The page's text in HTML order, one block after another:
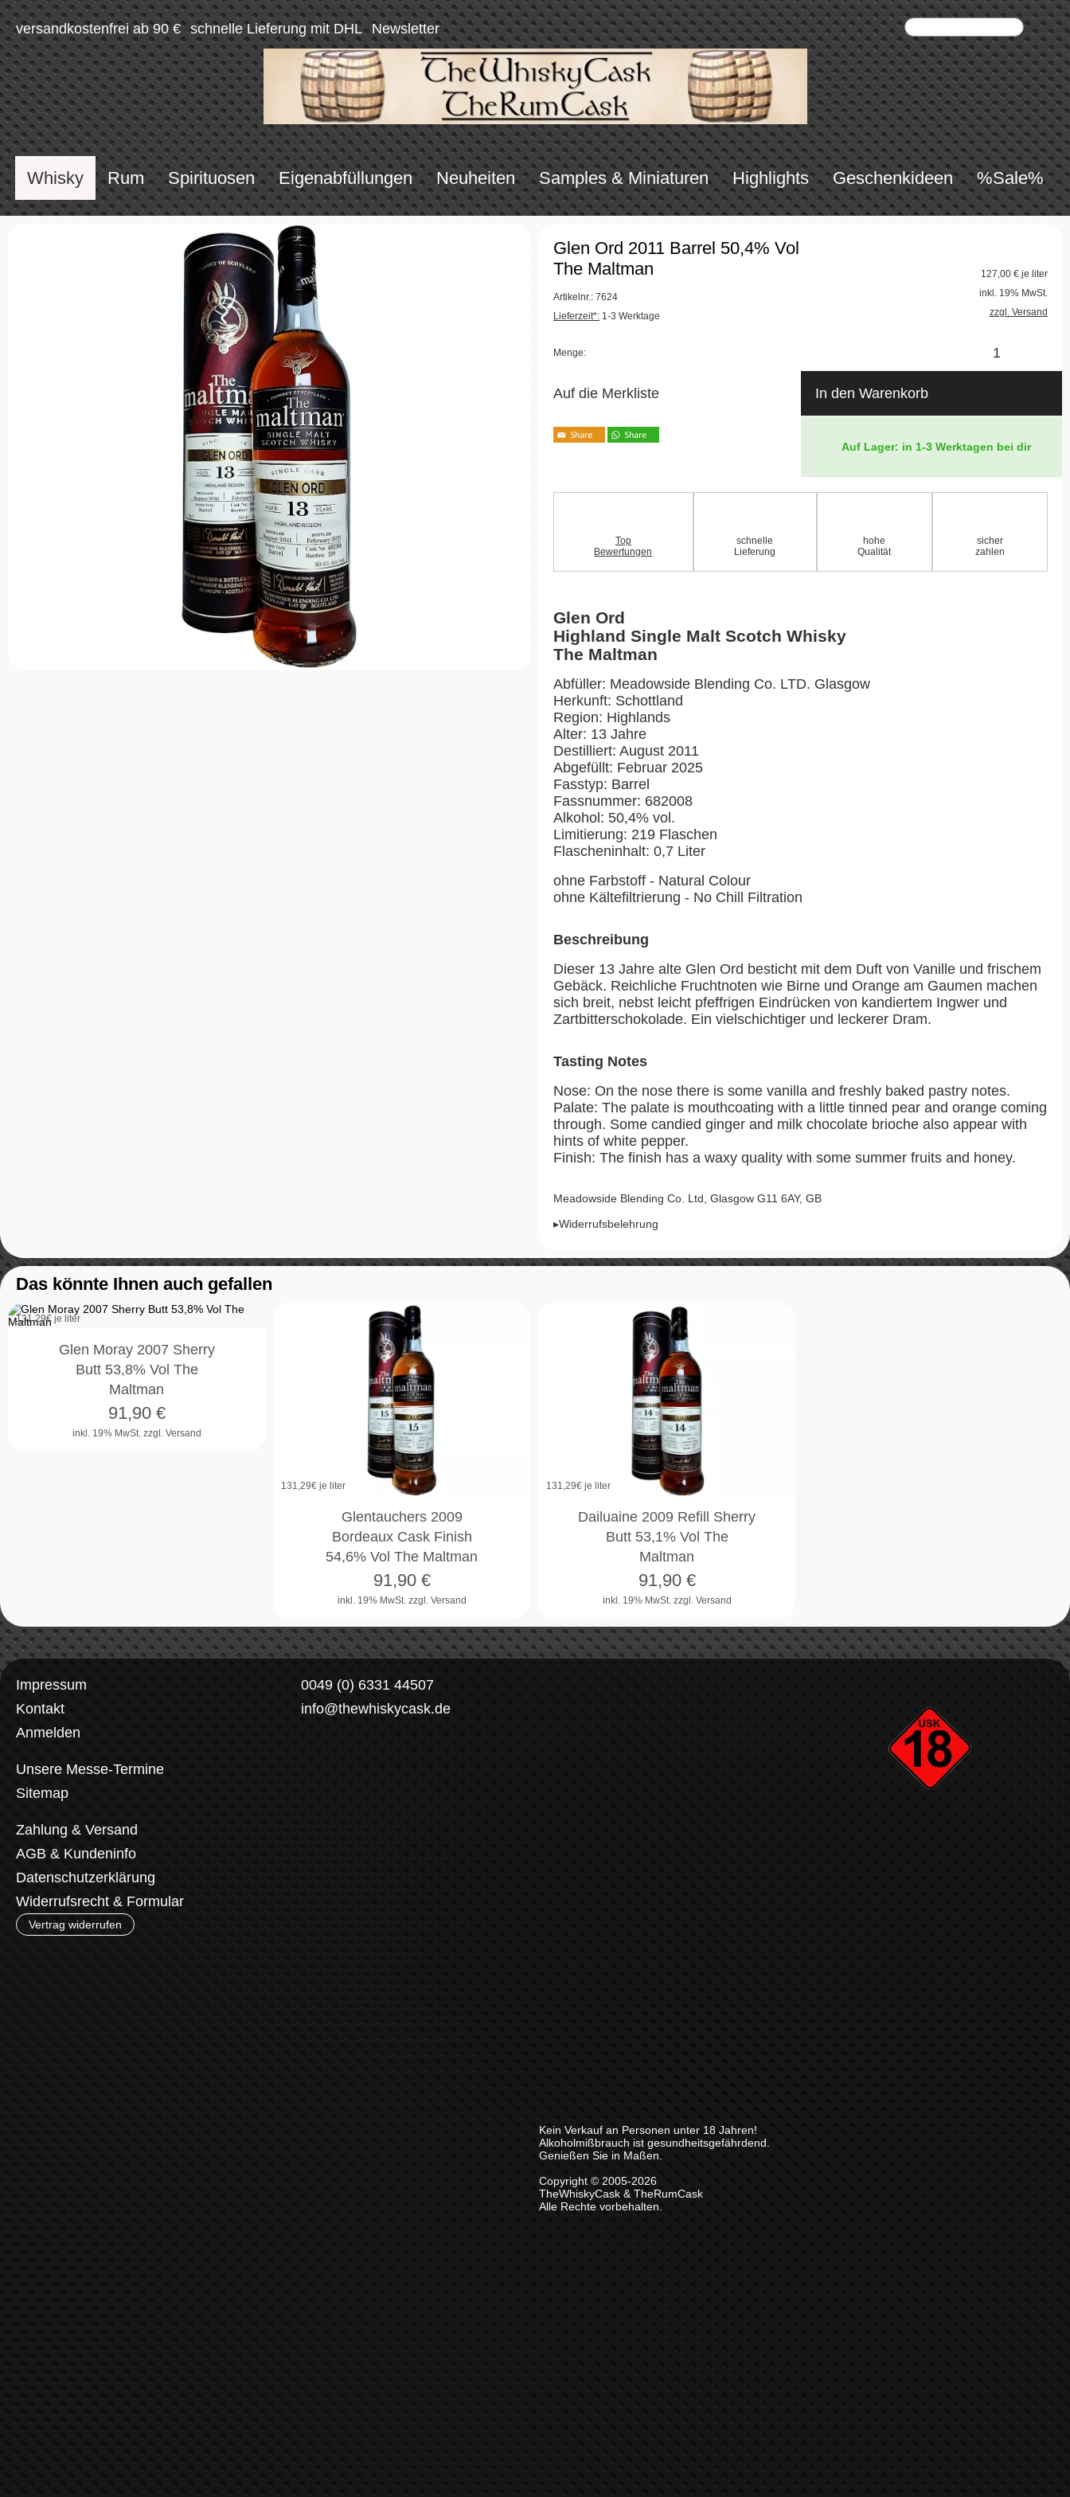
versandkostenfrei ab 90 € schnelle Lieferung mit DHL Newsletter
Whisky Rum Spirituosen Eigenabfüllungen Neuheiten Samples & Miniaturen Highlights Geschenkideen %Sale%
Glen Ord 2011 Barrel 50,4% Vol
The Maltman
Artikelnr.: 7624
Lieferzeit*: 1-3 Werktage
127,00 € je liter
inkl. 19% MwSt.
zzgl. Versand
Menge:
Auf die Merkliste In den Warenkorb
Auf Lager: in 1-3 Werktagen bei dir
Top
Bewertungen
schnelle
Lieferung
hohe
Qualität
sicher
zahlen
Glen Ord
Highland Single Malt Scotch Whisky
The Maltman
Abfüller: Meadowside Blending Co. LTD. Glasgow
Herkunft: Schottland
Region: Highlands
Alter: 13 Jahre
Destilliert: August 2011
Abgefüllt: Februar 2025
Fasstyp: Barrel
Fassnummer: 682008
Alkohol: 50,4% vol.
Limitierung: 219 Flaschen
Flascheninhalt: 0,7 Liter
ohne Farbstoff - Natural Colour
ohne Kältefiltrierung - No Chill Filtration
Beschreibung
Dieser 13 Jahre alte Glen Ord besticht mit dem Duft von Vanille und frischem
Gebäck. Reichliche Fruchtnoten wie Birne und Orange am Gaumen machen
sich breit, nebst leicht pfeffrigen Eindrücken von kandiertem Ingwer und
Zartbitterschokolade. Ein vielschichtiger und leckerer Dram.
Tasting Notes
Nose: On the nose there is some vanilla and freshly baked pastry notes.
Palate: The palate is mouthcoating with a little tinned pear and orange coming
through. Some candied ginger and milk chocolate brioche also appear with
hints of white pepper.
Finish: The finish has a waxy quality with some summer fruits and honey.
Meadowside Blending Co. Ltd, Glasgow G11 6AY, GB
▸Widerrufsbelehrung
Das könnte Ihnen auch gefallen
131,29€ je liter
Glen Moray 2007 Sherry
Butt 53,8% Vol The
Maltman
inkl. 19% MwSt. zzgl. Versand
91,90€
131,29€ je liter
Glentauchers 2009
Bordeaux Cask Finish
54,6% Vol The Maltman
inkl. 19% MwSt. zzgl. Versand
91,90€
131,29€ je liter
Dailuaine 2009 Refill Sherry
Butt 53,1% Vol The
Maltman
inkl. 19% MwSt. zzgl. Versand
91,90€
Impressum
Kontakt
Anmelden
Unsere Messe-Termine
Sitemap
Zahlung & Versand
AGB & Kundeninfo
Datenschutzerklärung
Widerrufsrecht & Formular
Vertrag widerrufen
0049 (0) 6331 44507
info@thewhiskycask.de
Kein Verkauf an Personen unter 18 Jahren!
Alkoholmißbrauch ist gesundheitsgefährdend.
Genießen Sie in Maßen.
Copyright © 2005-2026
TheWhiskyCask & TheRumCask
Alle Rechte vorbehalten.